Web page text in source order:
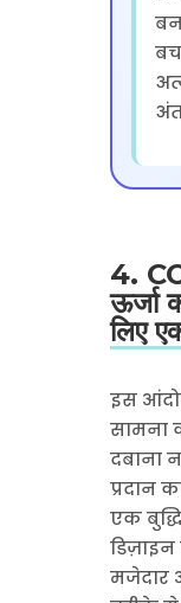
4.
ऊर्जा
लिए
इस
सामना
दबाना
प्रदान
एक
मजेदार